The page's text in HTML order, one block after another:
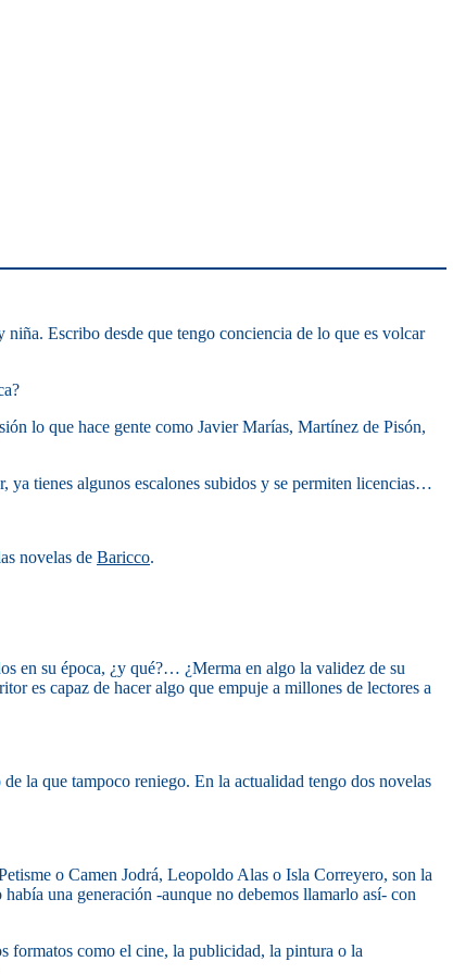
Escribo desde que tengo conciencia de lo que es volcar
lo que hace gente como Javier Marías, Martínez de Pisón,
ya tienes algunos escalones subidos y se permiten licencias…
novelas de Baricco.
en su época, ¿y qué?… ¿Merma en algo la validez de su
es capaz de hacer algo que empuje a millones de lectores a
la que tampoco reniego. En la actualidad tengo dos novelas
o Camen Jodrá, Leopoldo Alas o Isla Correyero, son la
una generación -aunque no debemos llamarlo así- con
formatos como el cine, la publicidad, la pintura o la